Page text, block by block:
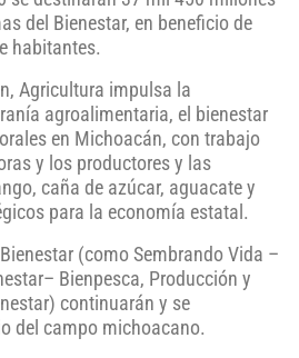
del Bienestar, en beneficio de
habitantes.
Agricultura impulsa la
agroalimentaria, el bienestar
en Michoacán, con trabajo
y los productores y las
caña de azúcar, aguacate y
para la economía estatal.
(como Sembrando Vida –
Bienpesca, Producción y
continuarán y se
del campo michoacano.